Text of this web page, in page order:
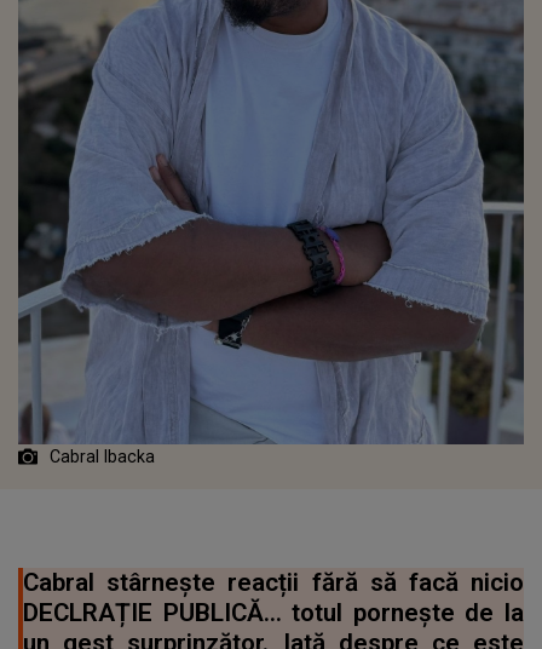
Cabral Ibacka
Cabral stârnește reacții fără să facă nicio
DECLRAȚIE PUBLICĂ... totul pornește de la
un gest surprinzător. Iată despre ce este